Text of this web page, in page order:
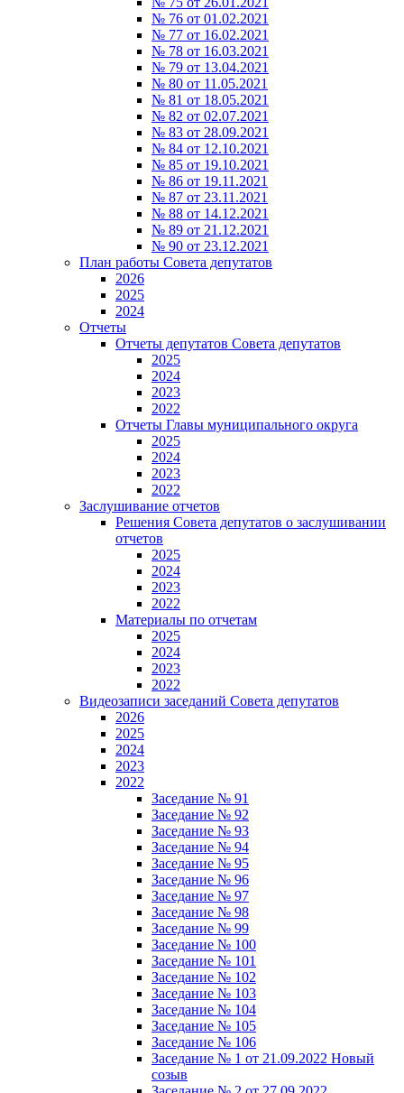
№ 76 от 01.02.2021
№ 77 от 16.02.2021
№ 78 от 16.03.2021
№ 79 от 13.04.2021
№ 80 от 11.05.2021
№ 81 от 18.05.2021
№ 82 от 02.07.2021
№ 83 от 28.09.2021
№ 84 от 12.10.2021
№ 85 от 19.10.2021
№ 86 от 19.11.2021
№ 87 от 23.11.2021
№ 88 от 14.12.2021
№ 89 от 21.12.2021
№ 90 от 23.12.2021
План работы Совета депутатов
2026
2025
2024
Отчеты
Отчеты депутатов Совета депутатов
2025
2024
2023
2022
Отчеты Главы муниципального округа
2025
2024
2023
2022
Заслушивание отчетов
Решения Совета депутатов о заслушивании
отчетов
2025
2024
2023
2022
Материалы по отчетам
2025
2024
2023
2022
Видеозаписи заседаний Совета депутатов
2026
2025
2024
2023
2022
Заседание № 91
Заседание № 92
Заседание № 93
Заседание № 94
Заседание № 95
Заседание № 96
Заседание № 97
Заседание № 98
Заседание № 99
Заседание № 100
Заседание № 101
Заседание № 102
Заседание № 103
Заседание № 104
Заседание № 105
Заседание № 106
Заседание № 1 от 21.09.2022 Новый
созыв